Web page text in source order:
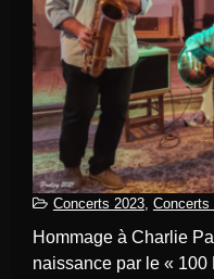
Concerts 2023, Concerts
Hommage à Charlie Parker pour le centenaire de sa
naissance par le « 100